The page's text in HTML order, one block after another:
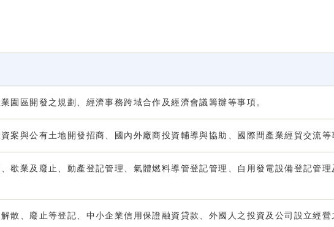
園區開發之規劃、經濟事務跨域合作及經濟會議籌辦等事項。
案與公有土地開發招商、國內外廠商投資輔導與協助、國際間產業經貿交流等
歇業及廢止、動產登記管理、氣體燃料導管登記管理、自用發電設備登記管
散、廢止等登記、中小企業信用保證融資貸款、外國人之投資及公司設立經營